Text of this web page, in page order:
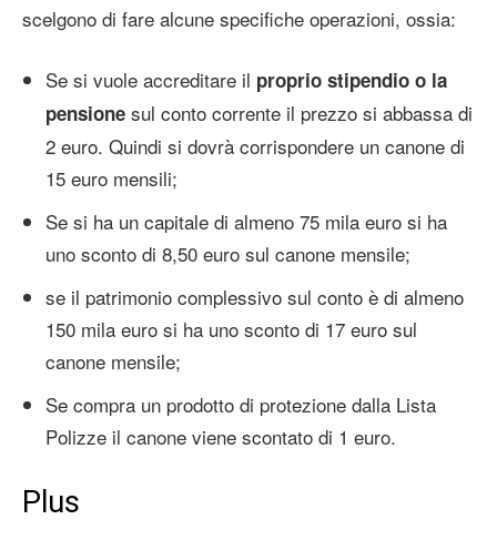
scelgono di fare alcune specifiche operazioni, ossia:
Se si vuole accreditare il proprio stipendio o la
pensione sul conto corrente il prezzo si abbassa di
2 euro. Quindi si dovrà corrispondere un canone di
15 euro mensili;
Se si ha un capitale di almeno 75 mila euro si ha
uno sconto di 8,50 euro sul canone mensile;
se il patrimonio complessivo sul conto è di almeno
150 mila euro si ha uno sconto di 17 euro sul
canone mensile;
Se compra un prodotto di protezione dalla Lista
Polizze il canone viene scontato di 1 euro.
Plus